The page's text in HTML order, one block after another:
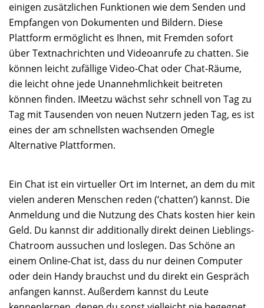
einigen zusätzlichen Funktionen wie dem Senden und
Empfangen von Dokumenten und Bildern. Diese
Plattform ermöglicht es Ihnen, mit Fremden sofort
über Textnachrichten und Videoanrufe zu chatten. Sie
können leicht zufällige Video-Chat oder Chat-Räume,
die leicht ohne jede Unannehmlichkeit beitreten
können finden. IMeetzu wächst sehr schnell von Tag zu
Tag mit Tausenden von neuen Nutzern jeden Tag, es ist
eines der am schnellsten wachsenden Omegle
Alternative Plattformen.
Ein Chat ist ein virtueller Ort im Internet, an dem du mit
vielen anderen Menschen reden (‘chatten’) kannst. Die
Anmeldung und die Nutzung des Chats kosten hier kein
Geld. Du kannst dir additionally direkt deinen Lieblings-
Chatroom aussuchen und loslegen. Das Schöne an
einem Online-Chat ist, dass du nur deinen Computer
oder dein Handy brauchst und du direkt ein Gespräch
anfangen kannst. Außerdem kannst du Leute